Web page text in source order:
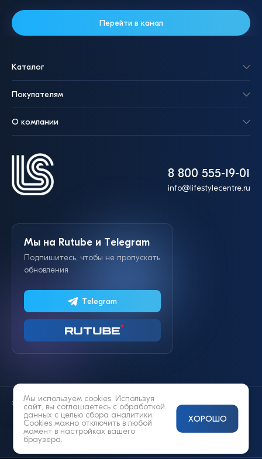
Перейти в канал
8 800 555-19-01
info@lifestylecentre.ru
Каталог
Покупателям
О компании
Мы на Rutube и Telegram
Подпишитесь, чтобы не пропускать
обновления
Telegram
© 2014—2026 «Lifestyle»
Мы используем cookies. Используя
сайт, вы соглашаетесь с обработкой
данных с целью сбора аналитики.
Cookies можно отключить в любой
момент в настройках вашего
браузера.
ХОРОШО